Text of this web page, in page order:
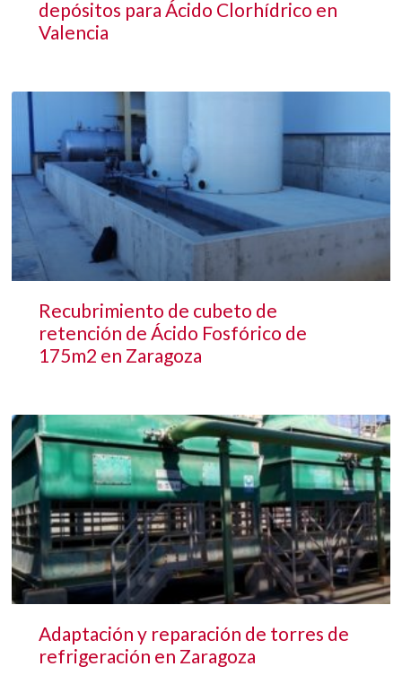
depósitos para Ácido Clorhídrico en
Valencia
Recubrimiento de cubeto de
retención de Ácido Fosfórico de
175m2 en Zaragoza
Adaptación y reparación de torres de
refrigeración en Zaragoza